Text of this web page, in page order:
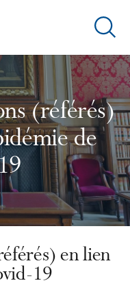
Ouvrir
de
(référés)
de
en lien
19